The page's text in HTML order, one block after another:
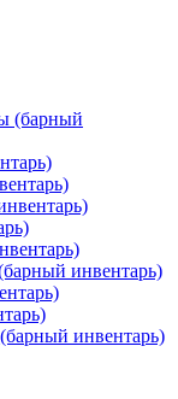
(барный
инвентарь)
инвентарь)